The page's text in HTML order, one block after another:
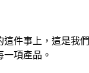
這件事上，這是我
項產品。